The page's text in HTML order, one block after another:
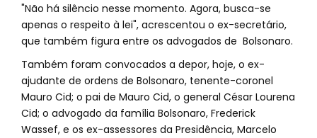
"Não há silêncio nesse momento. Agora, busca-se
apenas o respeito à lei", acrescentou o ex-secretário,
que também figura entre os advogados de Bolsonaro.
Também foram convocados a depor, hoje, o ex-
ajudante de ordens de Bolsonaro, tenente-coronel
Mauro Cid; o pai de Mauro Cid, o general César Lourena
Cid; o advogado da família Bolsonaro, Frederick
Wassef, e os ex-assessores da Presidência, Marcelo